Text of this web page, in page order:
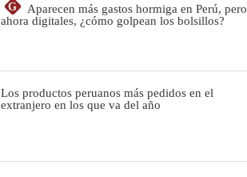
G
Aparecen más gastos hormiga en Perú, pero
ahora digitales, ¿cómo golpean los bolsillos?
Los productos peruanos más pedidos en el
extranjero en los que va del año